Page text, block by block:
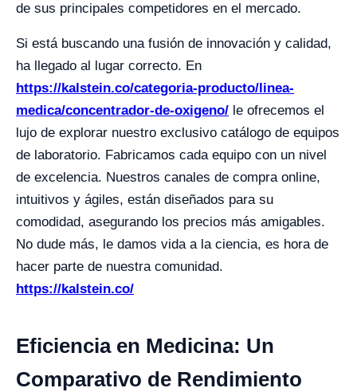
de sus principales competidores en el mercado.
Si está buscando una fusión de innovación y calidad,
ha llegado al lugar correcto. En
https://kalstein.co/categoria-producto/linea-
medica/concentrador-de-oxigeno/ le ofrecemos el
lujo de explorar nuestro exclusivo catálogo de equipos
de laboratorio. Fabricamos cada equipo con un nivel
de excelencia. Nuestros canales de compra online,
intuitivos y ágiles, están diseñados para su
comodidad, asegurando los precios más amigables.
No dude más, le damos vida a la ciencia, es hora de
hacer parte de nuestra comunidad.
https://kalstein.co/
Eficiencia en Medicina: Un
Comparativo de Rendimiento